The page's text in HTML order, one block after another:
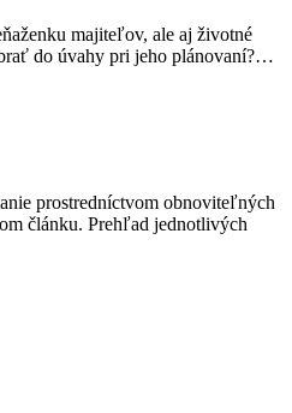
majiteľov, ale aj životné
do úvahy pri jeho plánovaní?…
prostredníctvom obnoviteľných
článku. Prehľad jednotlivých